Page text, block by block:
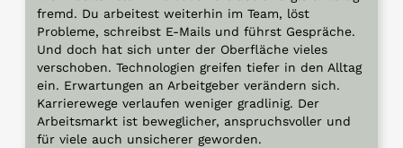
fremd. Du arbeitest weiterhin im Team, löst
Probleme, schreibst E-Mails und führst Gespräche.
Und doch hat sich unter der Oberfläche vieles
verschoben. Technologien greifen tiefer in den Alltag
ein. Erwartungen an Arbeitgeber verändern sich.
Karrierewege verlaufen weniger gradlinig. Der
Arbeitsmarkt ist beweglicher, anspruchsvoller und
für viele auch unsicherer geworden.